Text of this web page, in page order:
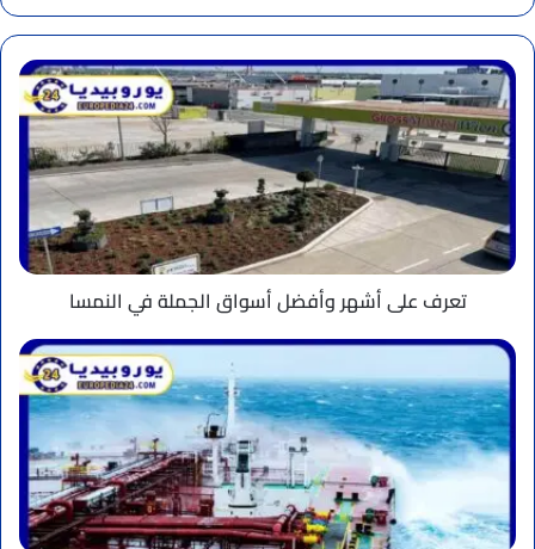
تعرف
على
أشهر
وأفضل
أسواق
الجملة
في
النمسا
تعرف على أشهر وأفضل أسواق الجملة في النمسا
تعرف
على
واردات
بلجيكا
وأهم
أسباب
اقتصادها